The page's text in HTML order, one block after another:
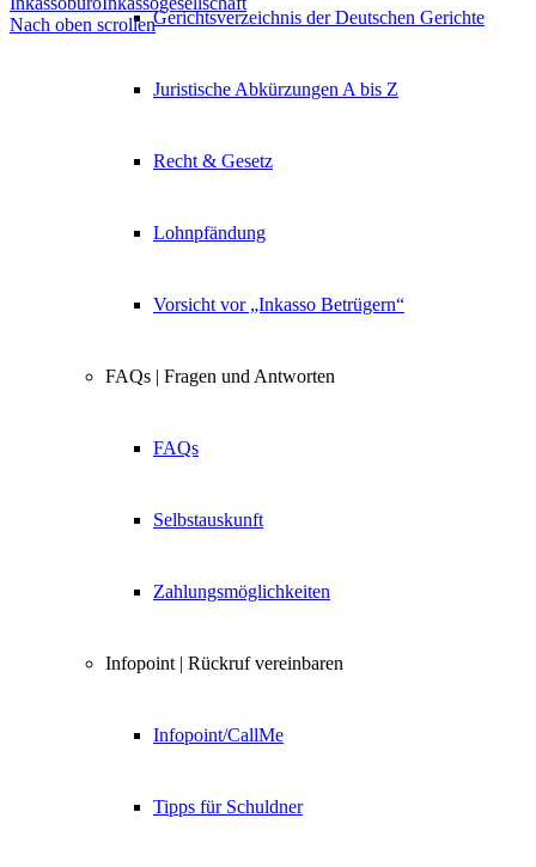
Gerichtsverzeichnis der Deutschen Gerichte
Juristische Abkürzungen A bis Z
Recht & Gesetz
Lohnpfändung
Vorsicht vor „Inkasso Betrügern“
FAQs | Fragen und Antworten
FAQs
Selbstauskunft
Zahlungsmöglichkeiten
Infopoint | Rückruf vereinbaren
Infopoint/CallMe
Tipps für Schuldner
Nach oben scrollen